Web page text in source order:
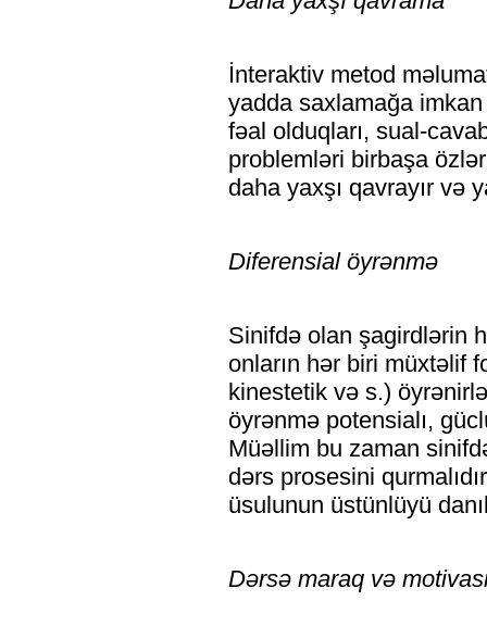
İnteraktiv metod
yadda saxlamağa
fəal olduqları, sual-
problemləri birbaşa
daha yaxşı qavrayır və
Diferensial öyrənmə
Sinifdə olan şagirdlərin
onların hər biri müxtəlif
kinestetik və s.)
öyrənmə potensialı,
Müəllim bu zaman
dərs prosesini
üsulunun üstünlüyü
Dərsə maraq və